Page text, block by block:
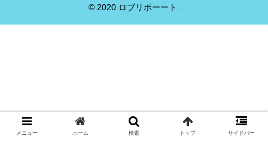
© 2020 ロブリポーート.
メニュー ホーム 検索 トップ サイドバー